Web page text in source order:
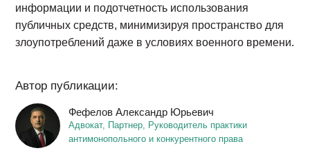
информации и подотчетность использования
публичных средств, минимизируя пространство для
злоупотреблений даже в условиях военного времени.
Автор публикации:
Фефелов Александр Юрьевич
Адвокат, Партнер, Руководитель практики
антимонопольного и конкурентного права